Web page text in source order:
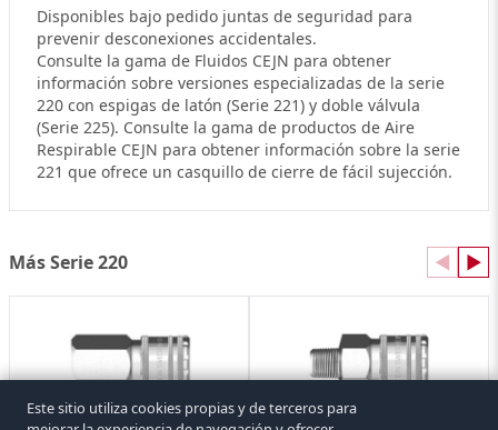
Disponibles bajo pedido juntas de seguridad para
prevenir desconexiones accidentales.
Consulte la gama de Fluidos CEJN para obtener
información sobre versiones especializadas de la serie
220 con espigas de latón (Serie 221) y doble válvula
(Serie 225). Consulte la gama de productos de Aire
Respirable CEJN para obtener información sobre la serie
221 que ofrece un casquillo de cierre de fácil sujección.
Más Serie 220 ◀ ▶
Este sitio utiliza cookies propias y de terceros para